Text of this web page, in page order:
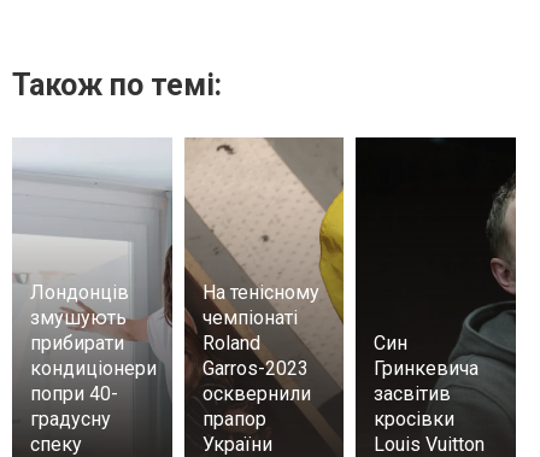
Також по темі:
Лондонців
змушують
прибирати
кондиціонери
попри 40-
градусну
спеку
На тенісному
чемпіонаті
Roland
Garros-2023
осквернили
прапор
України
Син
Гринкевича
засвітив
кросівки
Louis Vuitton